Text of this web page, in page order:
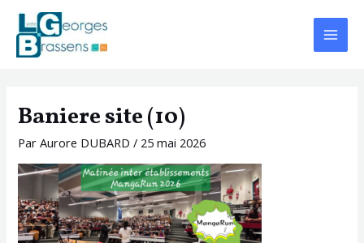
Aller
contenu
Main
Menu
Baniere site (10)
ParAurore DUBARD/ 25 mai 2026
Navigation
des
articles